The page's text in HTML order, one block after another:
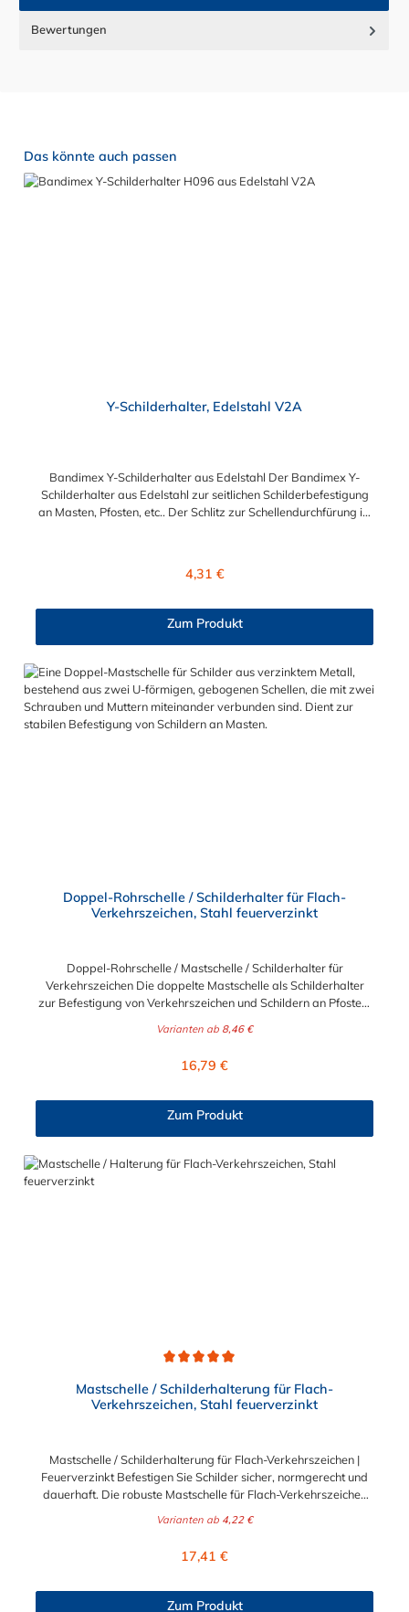
Bewertungen
Produktgalerie überspringen
Das könnte auch passen
Y-Schilderhalter, Edelstahl V2A
Bandimex Y-Schilderhalter aus Edelstahl Der Bandimex Y-
Schilderhalter aus Edelstahl zur seitlichen Schilderbefestigung
an Masten, Pfosten, etc.. Der Schlitz zur Schellendurchfürung ist
(M8)Lochmittenabstand: 21 mmLangloch zur
Schildbefestigung: 60 mmGesamtlänge: 80 mm Y-
Schellendurchführung: 23 x 8 mmLänge der
Schildbefestigung: 100 mmGesamtlänge: 125 mm
Regulärer Preis:
4,31 €
Zum Produkt
Doppel-Rohrschelle / Schilderhalter für Flach-
Verkehrszeichen, Stahl feuerverzinkt
Doppel-Rohrschelle / Mastschelle / Schilderhalter für
Verkehrszeichen Die doppelte Mastschelle als Schilderhalter
zur Befestigung von Verkehrszeichen und Schildern an Pfosten,
Durchmesser 60 und 76 mm. Langloch-Abmessung der
Abmessung: 30x4 mm Die Doppel-Rohrschellen werden inkl. 2
A2-70, und 2 Unterlegscheiben Form A für M8 A2-70,
ausgeliefert. Die Befestigungsschrauben für die Schilder sind
nicht im Lieferumfang enthalten.
Varianten ab 8,46 €
Regulärer Preis:
16,79 €
Zum Produkt
Mastschelle / Schilderhalterung für Flach-
Verkehrszeichen, Stahl feuerverzinkt
Mastschelle / Schilderhalterung für Flach-Verkehrszeichen |
Feuerverzinkt Befestigen Sie Schilder sicher, normgerecht und
dauerhaft. Die robuste Mastschelle für Flach-Verkehrszeichen
Pfosten, Masten, Säulen oder Straßenlaternen zu montieren. Ob
B2B-Bereich oder für private Hinweisschilder (B2C) – diese
Massive Ausführung für extreme Langlebigkeit Gefertigt aus
Varianten ab 4,22 €
Regulärer Preis:
17,41 €
Zum Produkt